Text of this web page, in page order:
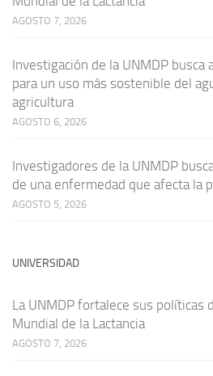
AGOSTO 7, 2026
Investigación de la UNMDP
para un uso más sostenible del
agricultura
AGOSTO 6, 2026
Investigadores de la UNMDP
de una enfermedad que afecta la
AGOSTO 5, 2026
UNIVERSIDAD
La UNMDP fortalece sus políticas
Mundial de la Lactancia
AGOSTO 7, 2026